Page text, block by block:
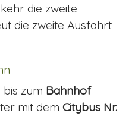
die zweite
die zweite Ausfahrt
bis zum Bahnhof
mit dem Citybus Nr.